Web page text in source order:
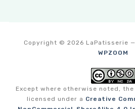
Copyright © 2026 LaPatisserie —
WPZOOM
Except where otherwise noted,
licensed under a Creative